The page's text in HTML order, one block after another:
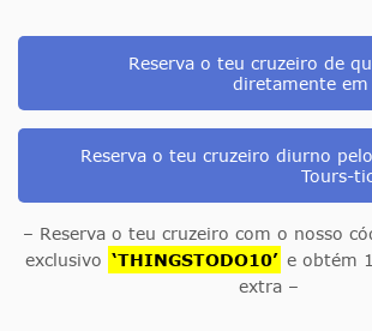
Reserva o teu cruzeiro de
diretamente em
Reserva o teu cruzeiro diurno
Tours-
– Reserva o teu cruzeiro com o nosso
exclusivo ‘THINGSTODO10’ e obtém
extra –